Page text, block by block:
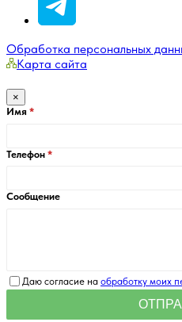
Обработка персональных
Карта сайта
×
Имя
Телефон
Сообщение
Даю согласие на обработку моих